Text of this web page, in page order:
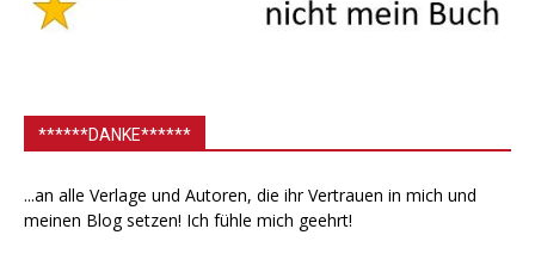
******DANKE******
...an alle Verlage und Autoren, die ihr Vertrauen in mich und
meinen Blog setzen! Ich fühle mich geehrt!